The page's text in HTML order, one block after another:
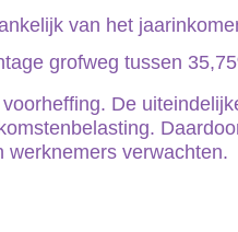
van het
grofweg tussen
De
werknemers verwachten.